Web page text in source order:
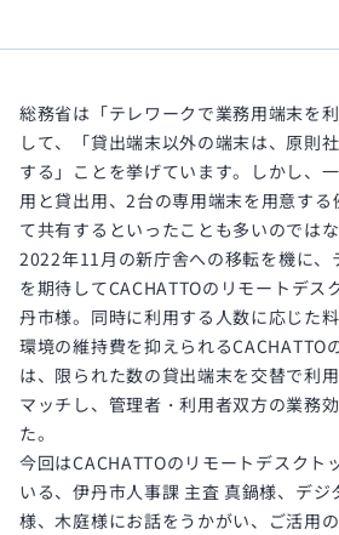
総務省は「テレワークで業務用端末を
して、「貸出端末以外の端末は、原則
する」ことを挙げています。しかし、
用と貸出用、2台の専用端末を用意す
て共有するといったことも多いのではな
2022年11月の新庁舎への移転を機に、
を期待してCACHATTOのリモートデス
丹市様。同時に利用する人数に応じた
環境の維持費を抑えられるCACHATTO
は、限られた数の貸出端末を交替で利
マッチし、管理者・利用者双方の業務
た。
今回はCACHATTOのリモートデスクト
いる、伊丹市人事課 主査 真鍋様、デジ
様、木庭様にお話をうかがい、ご活用